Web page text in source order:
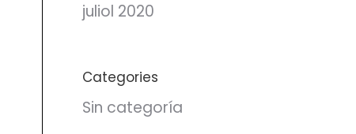
juliol 2020
Categories
Sin categoría